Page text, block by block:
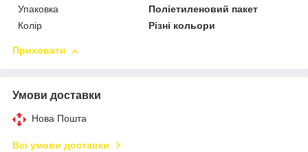
Упаковка
Поліетиленовий пакет
Колір
Різні кольори
Приховати
Умови доставки
Нова Пошта
Всі умови доставки